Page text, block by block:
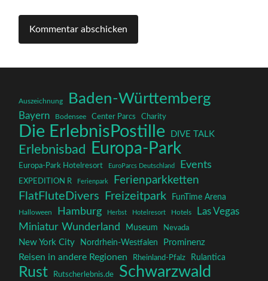
Auszeichnung Baden-Württemberg
Bayern Bodensee Center Parcs Charity
Die ErlebnisPostille DIVE TALK
Erlebnisbad Europa-Park
Europa-Park Hotelresort EuroParcs Deutschland Events
EXPEDITION R Ferienpark Ferienparkketten
FlatFluteDivers Freizeitpark FunTime Arena
Halloween Hamburg Herbst Hotelresort Hotels
Las Vegas
Miniatur Wunderland
Museum Nevada
New York City Nordrhein-Westfalen Prominenz
Reisen in andere Regionen Rheinland-Pfalz Rulantica
Rust Rutscherlebnis.de Schwarzwald